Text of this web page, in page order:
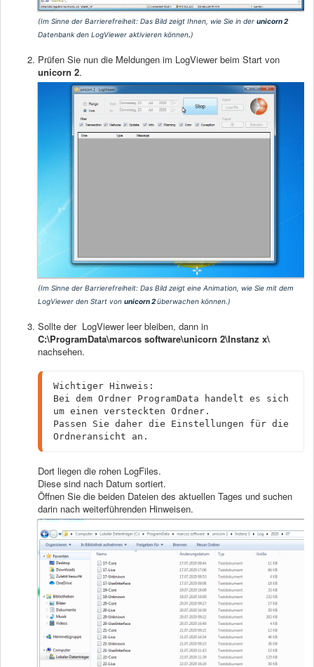
(Im Sinne der Barrierefreiheit: Das Bild zeigt Ihnen, wie Sie in der unicorn 2
Datenbank den LogViewer aktivieren können.)
Prüfen Sie nun die Meldungen im LogViewer beim Start von
unicorn 2.
(Im Sinne der Barrierefreiheit: Das Bild zeigt eine Animation, wie Sie mit dem
LogViewer den Start von unicorn 2überwachen können.)
Sollte der LogViewer leer bleiben, dann in
C:\ProgramData\marcos software\unicorn 2\Instanz x\
nachsehen.
Wichtiger Hinweis:
Bei dem Ordner ProgramData handelt es sich
um einen versteckten Ordner.
Passen Sie daher die Einstellungen für die
Ordneransicht an.
Dort liegen die rohen LogFiles.
Diese sind nach Datum sortiert.
Öffnen Sie die beiden Dateien des aktuellen Tages und suchen
darin nach weiterführenden Hinweisen.